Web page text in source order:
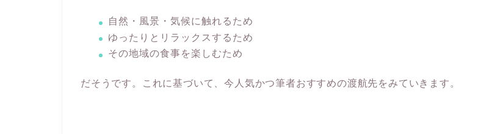
自然・風景・気候に触れるため
ゆったりとリラックスするため
その地域の食事を楽しむため
だそうです。これに基づいて、今人気かつ筆者おすすめの渡航先をみていきます。